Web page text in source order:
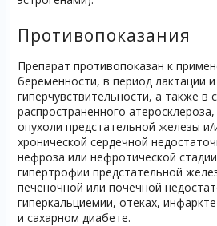
Противопоказания
Препарат противопоказан к
беременности, в период лактации
гиперчувствительности, а также в
распространенного
опухоли предстательной железы
хронической сердечной
нефроза или нефротической
гипертрофии предстательной
печеночной или почечной
гиперкальциемии, отеках,
и сахарном диабете.